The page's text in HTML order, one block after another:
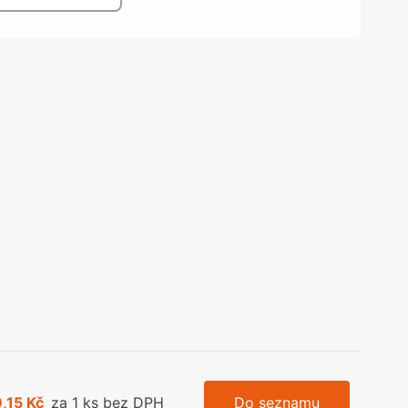
Kč za 1 ks bez DPH Do seznamu